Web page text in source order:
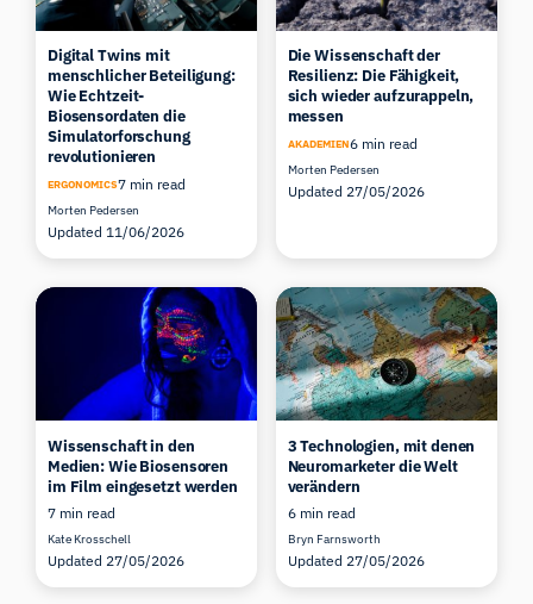
Digital Twins mit
menschlicher Beteiligung:
Wie Echtzeit-
Biosensordaten die
Simulatorforschung
revolutionieren
ERGONOMICS7 min read
Morten Pedersen
Updated 11/06/2026
Die Wissenschaft der
Resilienz: Die Fähigkeit,
sich wieder aufzurappeln,
messen
AKADEMIEN6 min read
Morten Pedersen
Updated 27/05/2026
Wissenschaft in den
Medien: Wie Biosensoren
im Film eingesetzt werden
7 min read
Kate Krosschell
Updated 27/05/2026
3 Technologien, mit denen
Neuromarketer die Welt
verändern
6 min read
Bryn Farnsworth
Updated 27/05/2026